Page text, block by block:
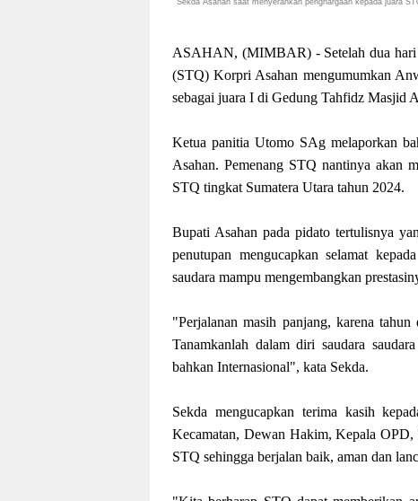
Sekda Asahan saat menyerahkan penghargaan kepada juara
ASAHAN, (MIMBAR) - Setelah dua hari
(STQ) Korpri Asahan mengumumkan
sebagai juara I di Gedung Tahfidz Masjid
Ketua panitia Utomo SAg melaporkan
Asahan. Pemenang STQ nantinya akan
STQ tingkat Sumatera Utara tahun 2024.
Bupati Asahan pada pidato tertulisnya
penutupan mengucapkan selamat
saudara mampu mengembangkan
"Perjalanan masih panjang, karena
Tanamkanlah dalam diri saudara
bahkan Internasional", kata Sekda.
Sekda mengucapkan terima kasih
Kecamatan, Dewan Hakim, Kepala OPD,
STQ sehingga berjalan baik, aman dan